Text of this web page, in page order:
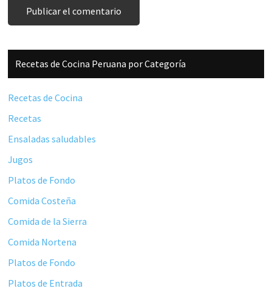
Barra
lateral
principal
Recetas de Cocina Peruana por Categoría
Recetas de Cocina
Recetas
Ensaladas saludables
Jugos
Platos de Fondo
Comida Costeña
Comida de la Sierra
Comida Nortena
Platos de Fondo
Platos de Entrada